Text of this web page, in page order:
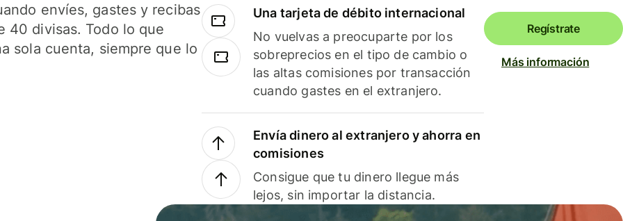
envíes, gastes y recibas
40 divisas. Todo lo que
sola cuenta, siempre que lo
Una tarjeta de débito internacional
No vuelvas a preocuparte por los
sobreprecios en el tipo de cambio o
las altas comisiones por transacción
cuando gastes en el extranjero.
Envía dinero al extranjero y ahorra en
comisiones
Consigue que tu dinero llegue más
lejos, sin importar la distancia.
Regístrate
Más información